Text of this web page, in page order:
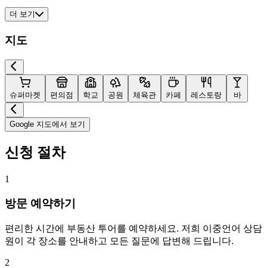
더 보기
지도
슈퍼마켓 편의점 학교 공원 체육관 카페 레스토랑 바
Google 지도에서 보기
신청 절차
1
방문 예약하기
편리한 시간에 부동산 투어를 예약하세요. 저희 이중언어 상담
원이 각 장소를 안내하고 모든 질문에 답변해 드립니다.
2